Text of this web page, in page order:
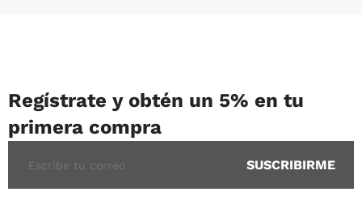
Regístrate y obtén un 5% en tu
primera compra